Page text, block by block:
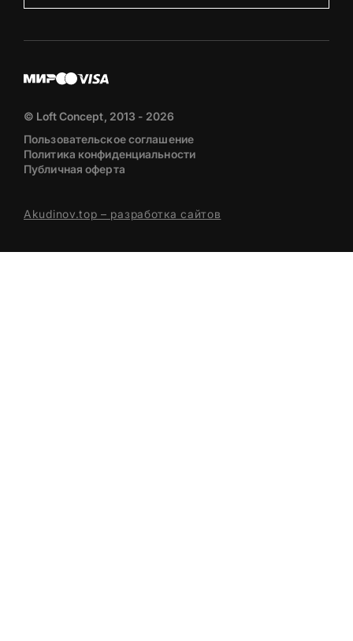
© Loft Concept, 2013 - 2026
Пользовательское соглашение
Политика конфиденциальности
Публичная оферта
Akudinov.top – разработка сайтов